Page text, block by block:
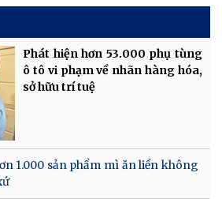
Phát hiện hơn 53.000 phụ tùng
ô tô vi phạm về nhãn hàng hóa,
sở hữu trí tuệ
1.000 sản phẩm mì ăn liền không